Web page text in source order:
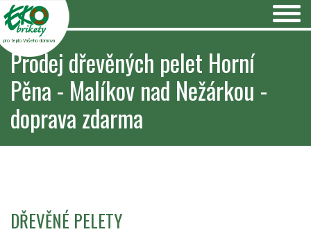
pro teplo Vašeho domova
Prodej dřevěných pelet Horní
Pěna - Malíkov nad Nežárkou -
doprava zdarma
DŘEVĚNÉ PELETY